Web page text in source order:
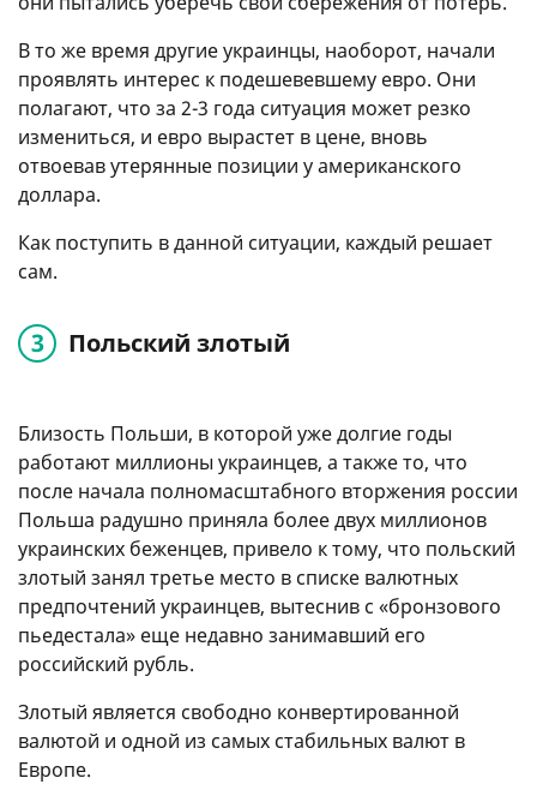
В то же время другие украинцы, наоборот, начали
проявлять интерес к подешевевшему евро. Они
полагают, что за 2-3 года ситуация может резко
измениться, и евро вырастет в цене, вновь
отвоевав утерянные позиции у американского
доллара.
Как поступить в данной ситуации, каждый решает
сам.
Польский злотый
Близость Польши, в которой уже долгие годы
работают миллионы украинцев, а также то, что
после начала полномасштабного вторжения россии
Польша радушно приняла более двух миллионов
украинских беженцев, привело к тому, что польский
злотый занял третье место в списке валютных
предпочтений украинцев, вытеснив с «бронзового
пьедестала» еще недавно занимавший его
российский рубль.
Злотый является свободно конвертированной
валютой и одной из самых стабильных валют в
Европе.